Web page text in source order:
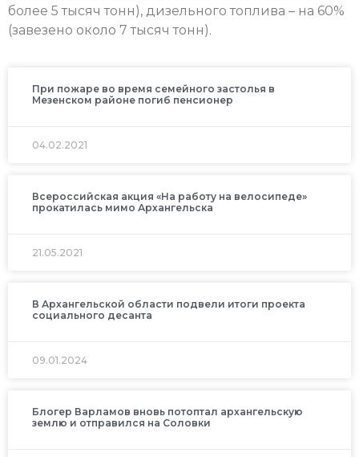
более 5 тысяч тонн), дизельного топлива – на 60%
(завезено около 7 тысяч тонн).
При пожаре во время семейного застолья в
Мезенском районе погиб пенсионер
04.02.2021
Всероссийская акция «На работу на велосипеде»
прокатилась мимо Архангельска
21.05.2021
В Архангельской области подвели итоги проекта
социального десанта
09.01.2024
Блогер Варламов вновь потоптал архангельскую
землю и отправился на Соловки